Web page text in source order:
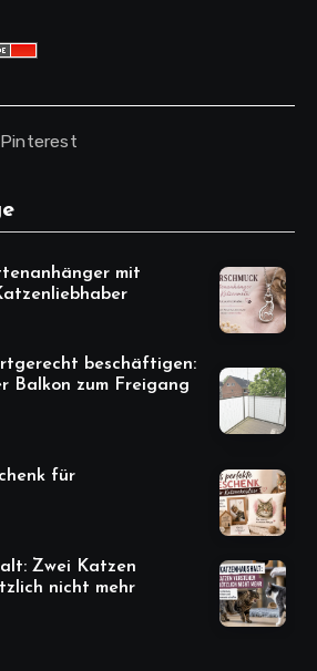
Pinterest
mit
beschäftigen:
Balkon zum Freigang
für
Zwei Katzen
nicht mehr